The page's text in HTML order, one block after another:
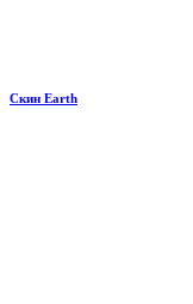
Скин Earth